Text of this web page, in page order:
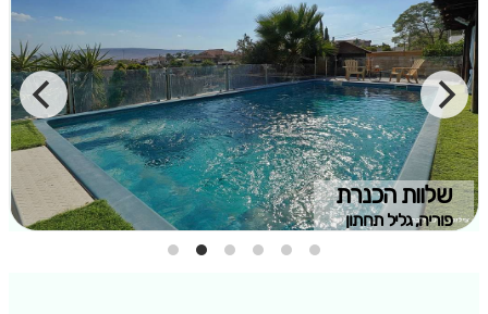
שלוות הכנרת
פוריה, גליל תחתון